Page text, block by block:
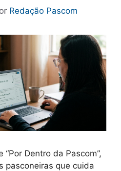
Redação Pascom
Dentro da Pascom”,
pasconeiras que cuida